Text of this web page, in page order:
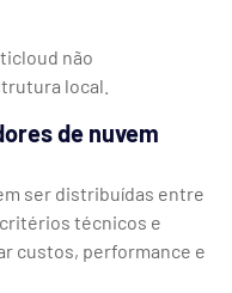
não
local.
de nuvem
ser distribuídas entre
técnicos e
custos, performance e